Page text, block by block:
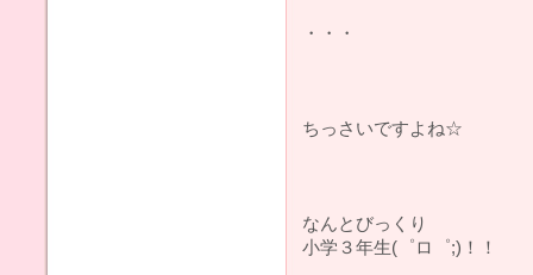
・・・
ちっさいですよね☆
なんとびっくり
小学３年生(゜ロ゜;)！！